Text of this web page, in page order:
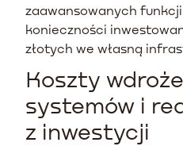
zaawansowanych
konieczności
złotych we własną
Koszty
systemów i
z inwestycji